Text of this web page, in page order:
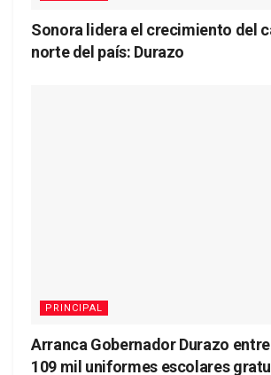
Sonora lidera el crecimiento del
norte del país: Durazo
PRINCIPAL
Arranca Gobernador Durazo
109 mil uniformes escolares